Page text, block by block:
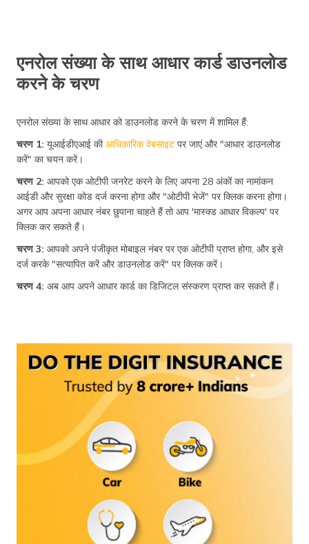
एनरोल संख्या के साथ आधार कार्ड डाउनलोड
करने के चरण
एनरोल संख्या के साथ आधार को डाउनलोड करने के चरण में शामिल हैं:
चरण 1: यूआईडीएआई कीआधिकारिक वेबसाइट पर जाएं और "आधार डाउनलोड
करें" का चयन करें।
चरण 2: आपको एक ओटीपी जनरेट करने के लिए अपना 28 अंकों का नामांकन
आईडी और सुरक्षा कोड दर्ज करना होगा और "ओटीपी भेजें" पर क्लिक करना होगा।
अगर आप अपना आधार नंबर छुपाना चाहते हैं तो आप 'मास्क्ड आधार विकल्प' पर
क्लिक कर सकते हैं।
चरण 3: आपको अपने पंजीकृत मोबाइल नंबर पर एक ओटीपी प्राप्त होगा, और इसे
दर्ज करके "सत्यापित करें और डाउनलोड करें" पर क्लिक करें।
चरण 4: अब आप अपने आधार कार्ड का डिजिटल संस्करण प्राप्त कर सकते हैं।